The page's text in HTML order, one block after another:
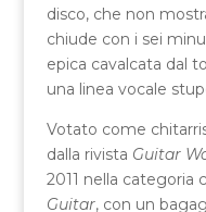
disco, che non
chiude con i sei
epica cavalcata dal
una linea vocale
Votato come
dalla rivista Guitar
2011 nella categoria
Guitar, con un